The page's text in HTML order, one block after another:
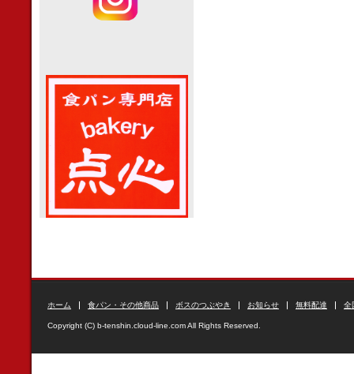
ホーム 食パン・その他商品 ボスのつぶやき お知らせ 無料配達 全
Copyright (C) b-tenshin.cloud-line.com All Rights Reserved.